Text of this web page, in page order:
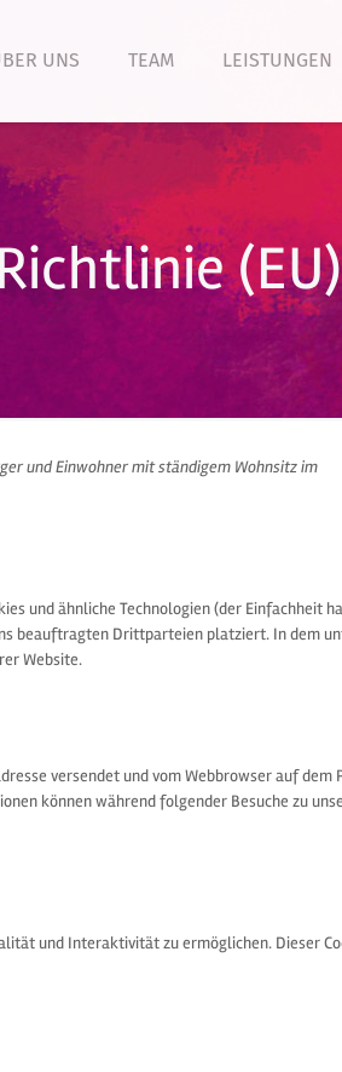
UNS TEAM LEISTUNGEN
(EU)
und Einwohner mit ständigem Wohnsitz im
und ähnliche Technologien (der Einfachheit
beauftragten Drittparteien platziert. In dem
Website.
versendet und vom Webbrowser auf dem
können während folgender Besuche zu
und Interaktivität zu ermöglichen. Dieser